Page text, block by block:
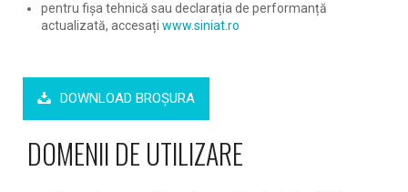
pentru fișa tehnică sau declarația de performanță
actualizată, accesați www.siniat.ro
DOWNLOAD BROŞURA
DOMENII DE UTILIZARE